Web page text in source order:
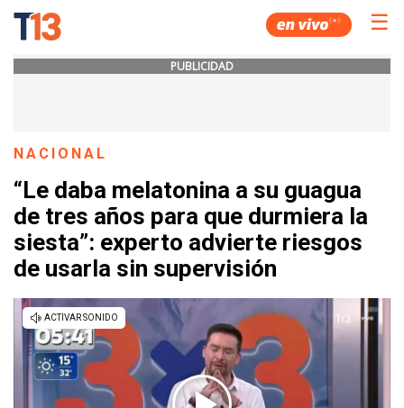
☰
PUBLICIDAD
NACIONAL
“Le daba melatonina a su guagua
de tres años para que durmiera la
siesta”: experto advierte riesgos
de usarla sin supervisión